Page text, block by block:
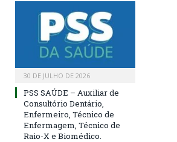
30 DE JULHO DE 2026
PSS SAÚDE – Auxiliar de
Consultório Dentário,
Enfermeiro, Técnico de
Enfermagem, Técnico de
Raio-X e Biomédico.